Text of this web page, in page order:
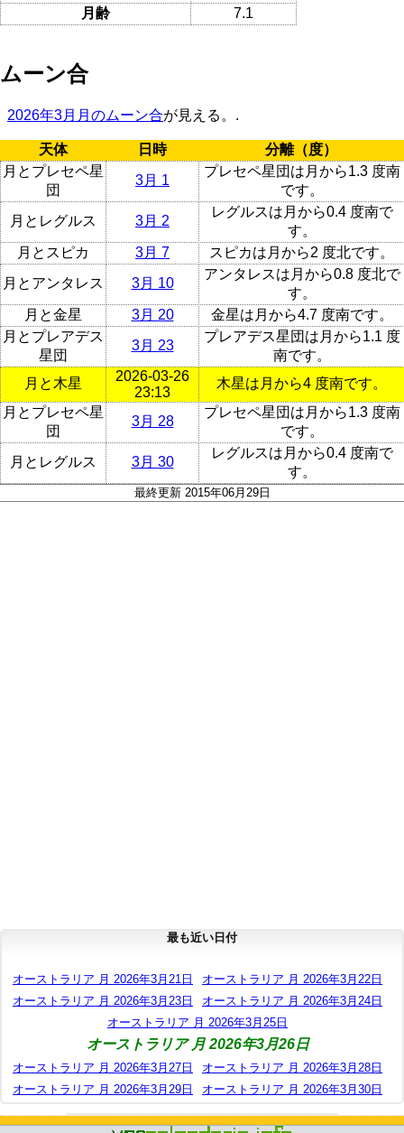
月齢
7.1
ムーン合
2026年3月月のムーン合が見える。.
天体 日時
分離（度）
月とプレセペ星
団
3月 1
プレセペ星団は月から1.3 度南
です。
月とレグルス
3月 2
レグルスは月から0.4 度南で
す。
月とスピカ
3月 7
スピカは月から2 度北です。
月とアンタレス
3月 10
アンタレスは月から0.8 度北で
す。
月と金星
3月 20
金星は月から4.7 度南です。
月とプレアデス
星団
3月 23
プレアデス星団は月から1.1 度
南です。
月と木星
2026-03-26
23:13
木星は月から4 度南です。
月とプレセペ星
団
3月 28
プレセペ星団は月から1.3 度南
です。
月とレグルス
3月 30
レグルスは月から0.4 度南で
す。
最終更新 2015年06月29日
最も近い日付
オーストラリア 月 2026年3月21日
オーストラリア 月 2026年3月22日
オーストラリア 月 2026年3月23日
オーストラリア 月 2026年3月24日
オーストラリア 月 2026年3月25日
オーストラリア 月 2026年3月26日
オーストラリア 月 2026年3月27日
オーストラリア 月 2026年3月28日
オーストラリア 月 2026年3月29日
オーストラリア 月 2026年3月30日